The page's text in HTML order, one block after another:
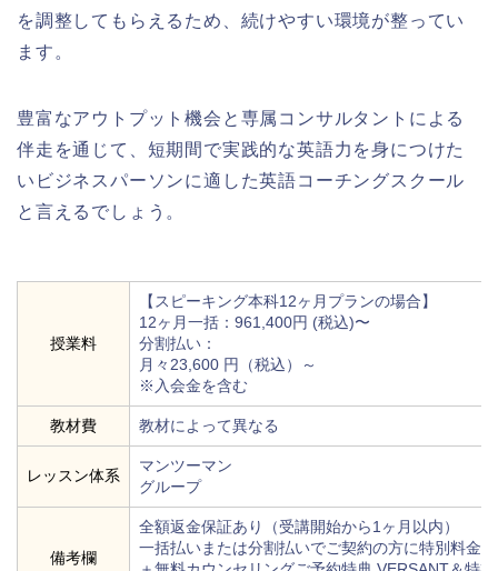
を調整してもらえるため、続けやすい環境が整ってい
ます。
豊富なアウトプット機会と専属コンサルタントによる
伴走を通じて、短期間で実践的な英語力を身につけた
いビジネスパーソンに適した英語コーチングスクール
と言えるでしょう。
授業料
【スピーキング本科12ヶ月プランの場合】
12ヶ月一括：961,400円 (税込)〜
分割払い：
月々23,600 円（税込）～
※入会金を含む
教材費 教材によって異なる
レッスン体系
マンツーマン
グループ
備考欄
全額返金保証あり（受講開始から1ヶ月以内）
一括払いまたは分割払いでご契約の方に特別料金